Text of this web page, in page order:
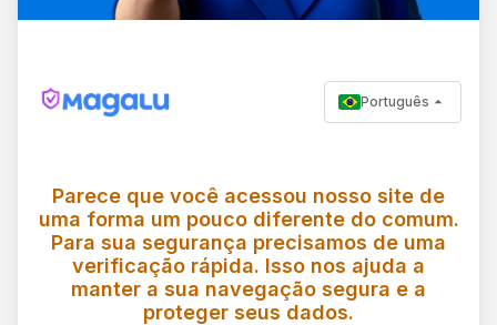
Português
Parece que você acessou nosso site de
uma forma um pouco diferente do comum.
Para sua segurança precisamos de uma
verificação rápida. Isso nos ajuda a
manter a sua navegação segura e a
proteger seus dados.